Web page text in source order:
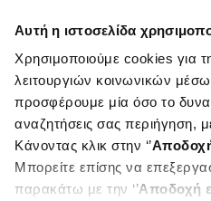
Αυτή η ιστοσελίδα
Χρησιμοποιούμε cookies για
λειτουργιών κοινωνικών
προσφέρουμε μία όσο το
αναζητήσεις σας περιήγηση,
Κάνοντας κλικ στην ‘’
Μπορείτε επίσης να
παρακάτω με την ‘’Αποδοχή